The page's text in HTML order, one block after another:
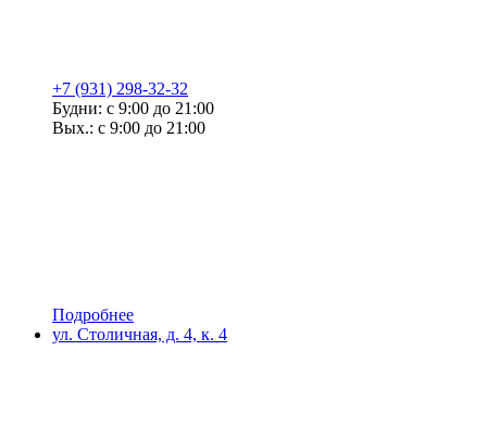
+7 (931) 298-32-32
Будни: с 9:00 до 21:00
Вых.: с 9:00 до 21:00
Подробнее
ул. Столичная, д. 4, к. 4